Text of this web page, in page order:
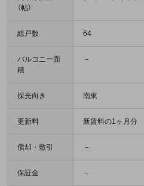
（帖）
総戸数 64
バルコニー面
積
－
採光向き 南東
更新料 新賃料の1ヶ月分
償却・敷引 －
保証金 －